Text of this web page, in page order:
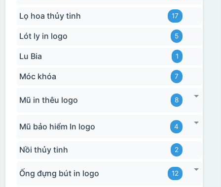
Lọ hoa thủy tinh 17
Lót ly in logo 5
Lu Bia 1
Móc khóa 7
Mũ in thêu logo 8
Mũ bảo hiểm In logo 4
Nồi thủy tinh 2
Ống đựng bút in logo 12